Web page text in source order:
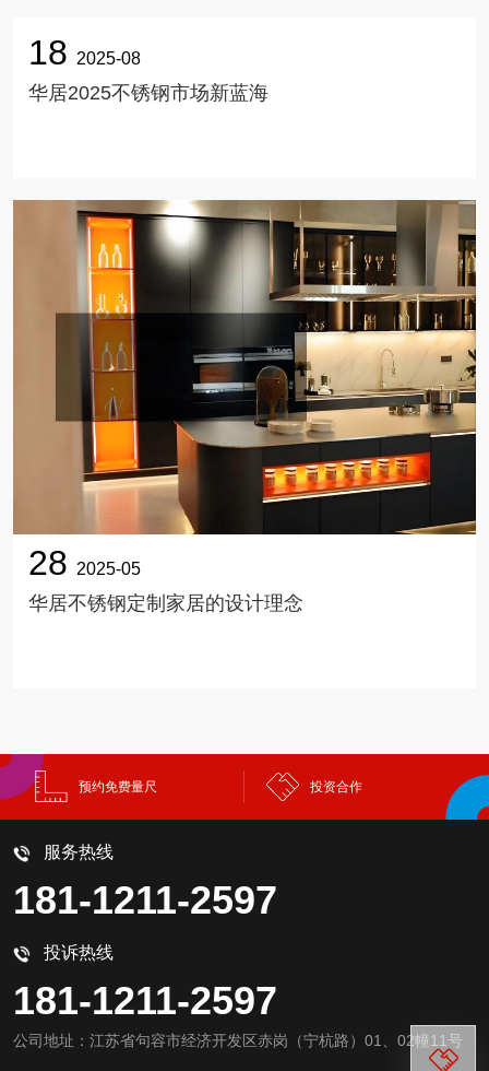
18 2025-08
华居2025不锈钢市场新蓝海
28 2025-05
华居不锈钢定制家居的设计理念
预约免费量尺 投资合作
服务热线
181-1211-2597
投诉热线
181-1211-2597
公司地址：江苏省句容市经济开发区赤岗（宁杭路）01、02幢11号